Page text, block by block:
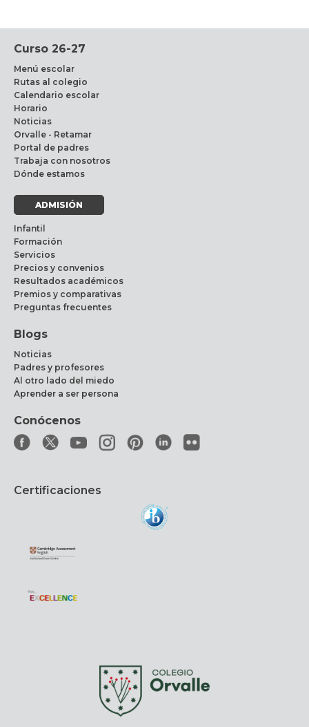
Curso 26-27
Menú escolar
Rutas al colegio
Calendario escolar
Horario
Noticias
Orvalle - Retamar
Portal de padres
Trabaja con nosotros
Dónde estamos
ADMISIÓN
Infantil
Formación
Servicios
Precios y convenios
Resultados académicos
Premios y comparativas
Preguntas frecuentes
Blogs
Noticias
Padres y profesores
Al otro lado del miedo
Aprender a ser persona
Conócenos
Certificaciones